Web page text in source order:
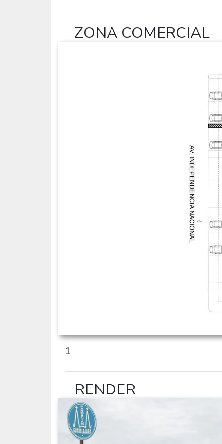
ZONA COMERCIAL
1
RENDER